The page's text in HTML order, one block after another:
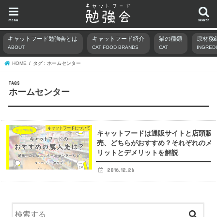
search
menu
キャットフード勉強会とは
ABOUT
キャットフード紹介
CAT FOOD BRANDS
猫の種類
CAT
原材料
HOME タグ : ホームセンター
ホームセンター
キャットフードについて
キャットフードは通販サイトと店頭販
売、どちらがおすすめ？それぞれのメ
リットとデメリットを解説
2016.12.26